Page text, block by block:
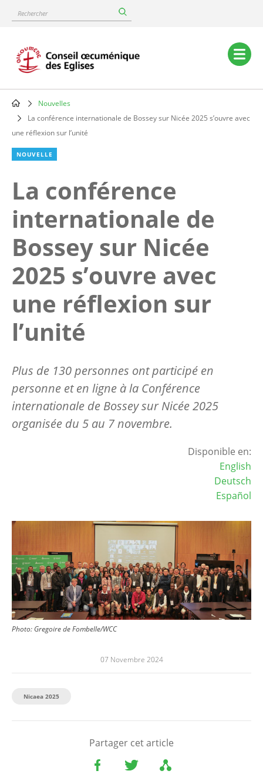
content
Rechercher
Main
navigation
Breadcrumb
Nouvelles
La conférence internationale de Bossey sur Nicée 2025 s’ouvre avec
une réflexion sur l’unité
NOUVELLE
La conférence
internationale de
Bossey sur Nicée
2025 s’ouvre avec
une réflexion sur
l’unité
Plus de 130 personnes ont participé en
personne et en ligne à la Conférence
internationale de Bossey sur Nicée 2025
organisée du 5 au 7 novembre.
Disponible en:
English
Deutsch
Español
Image
Photo: Gregoire de Fombelle/WCC
07 Novembre 2024
Nicaea 2025
Partager cet article